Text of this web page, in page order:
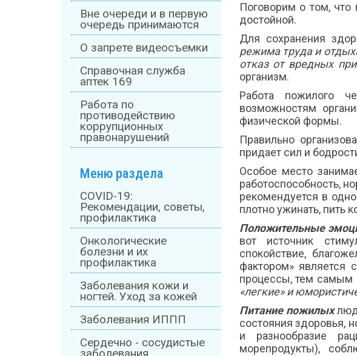
Поговорим о том,
достойной.
Для сохранения
режима труда и
отказ от вредных
организм.
Работа пожилого
возможностям
физической формы.
Правильно
придает сил и
Особое место
работоспособность,
рекомендуется в
плотно ужинать, пить
Положительные
вот источник
спокойствие,
фактором» является
процессы, тем самым
«легкие» и
Питание пожилых
состояния здоровья,
и разнообразие
морепродукты),
Вне очереди и в первую
очередь принимаются
О запрете видеосъемки
Справочная служба
аптек 169
Работа по
противодействию
коррупционных
правонарушений
Меню раздела
COVID-19:
Рекомендации, советы,
профилактика
Онкологические
болезни и их
профилактика
Заболевания кожи и
ногтей. Уход за кожей
Заболевания ИППП
Сердечно - сосудистые